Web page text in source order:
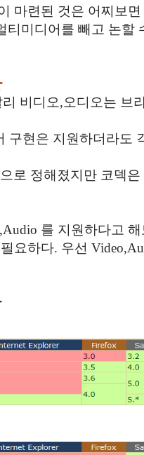
마련된 것은 어찌보
티미디어를 빼고 논할
비디오,오디오는 브
구현은 지원하더라도
로 정해졌지만 코덱
를 지원하다고
요하다. 우선